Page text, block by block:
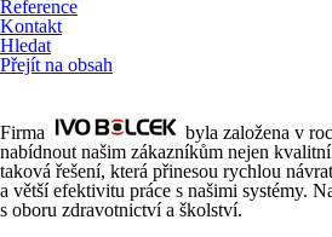
Reference
Kontakt
Hledat
Přejít na obsah
Firma
byla založena v
nabídnout našim zákazníkům nejen
taková řešení, která přinesou rychlou
a větší efektivitu práce s našimi systémy.
s oboru zdravotnictví a školství.